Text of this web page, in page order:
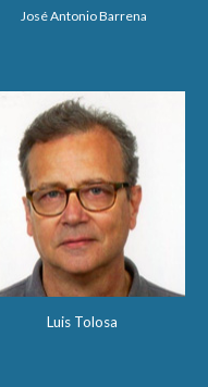
José Antonio Barrena
Luis Tolosa